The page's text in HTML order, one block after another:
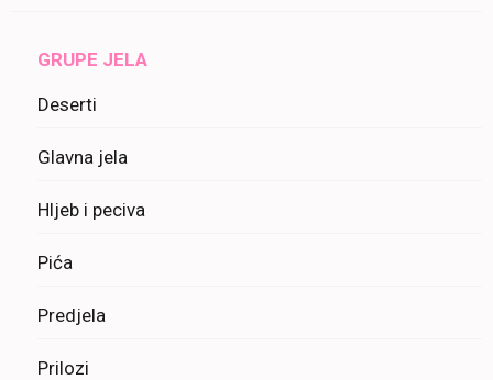
GRUPE JELA
Deserti
Glavna jela
Hljeb i peciva
Pića
Predjela
Prilozi